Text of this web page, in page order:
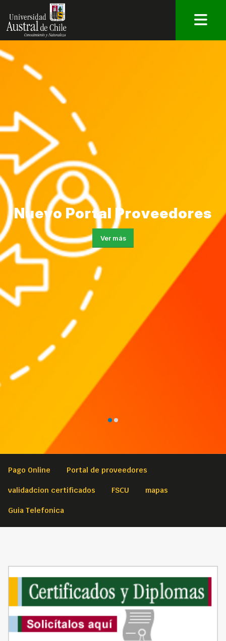
Nuevo Portal Proveedores
Ver más
Pago Online Portal de proveedores
validadcion certificados FSCU mapas
Guia Telefonica